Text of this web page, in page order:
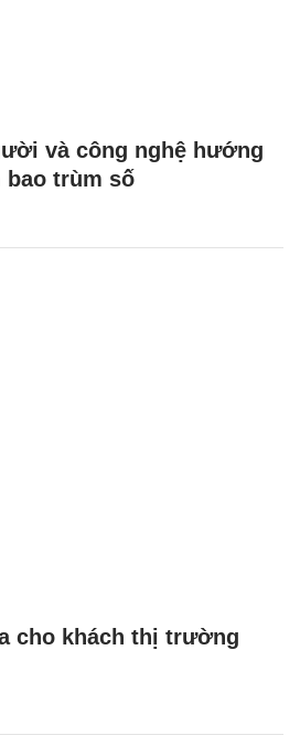
và công nghệ hướng
bao trùm số
cho khách thị trường